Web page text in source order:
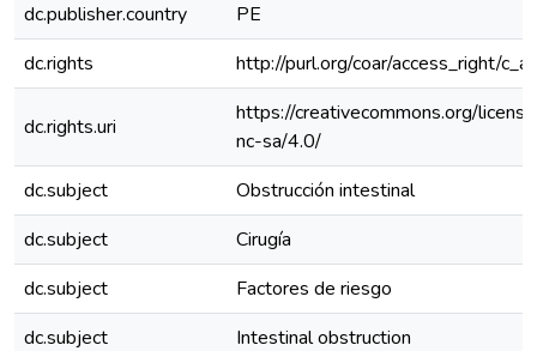
dc.publisher.country
PE
dc.rights
http://purl.org/coar/access_right/
dc.rights.uri
https://creativecommons.org/
nc-sa/4.0/
dc.subject
Obstrucción intestinal
dc.subject
Cirugía
dc.subject
Factores de riesgo
dc.subject
Intestinal obstruction